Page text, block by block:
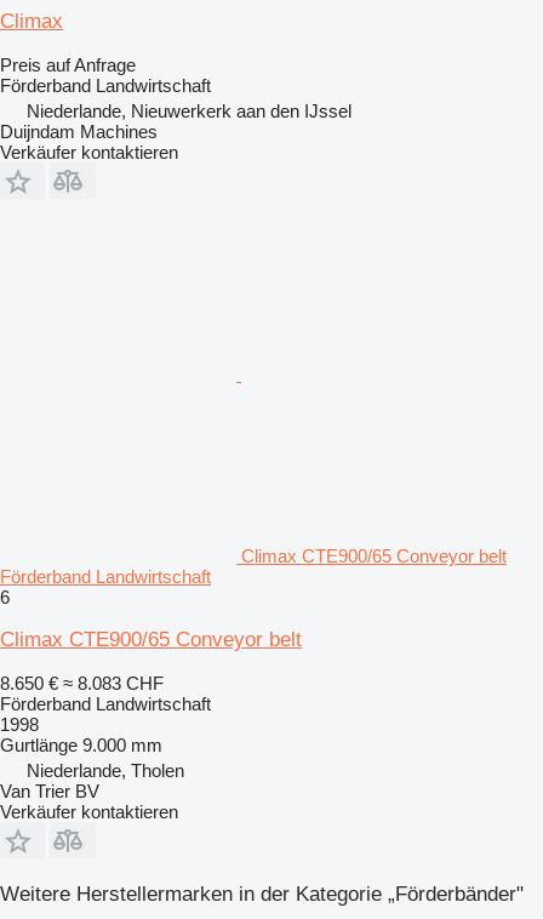
Climax
Preis auf Anfrage
Förderband Landwirtschaft
Niederlande, Nieuwerkerk aan den IJssel
Duijndam Machines
Verkäufer kontaktieren
Climax CTE900/65 Conveyor belt
Förderband Landwirtschaft
6
Climax CTE900/65 Conveyor belt
8.650 € ≈ 8.083 CHF
Förderband Landwirtschaft
1998
Gurtlänge 9.000 mm
Niederlande, Tholen
Van Trier BV
Verkäufer kontaktieren
Weitere Herstellermarken in der Kategorie „Förderbänder"